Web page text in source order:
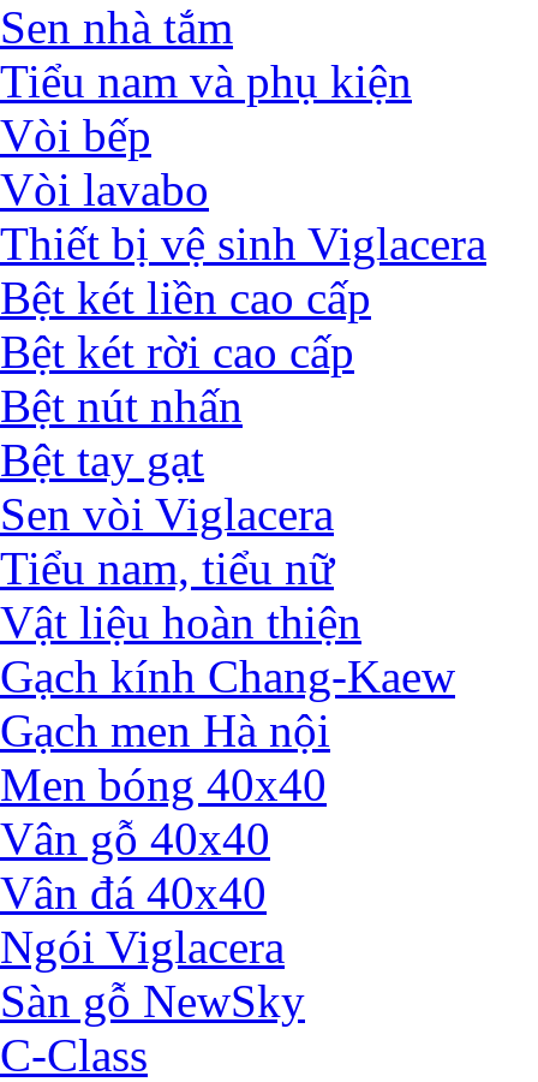
Sen nhà tắm
Tiểu nam và phụ kiện
Vòi bếp
Vòi lavabo
Thiết bị vệ sinh Viglacera
Bệt két liền cao cấp
Bệt két rời cao cấp
Bệt nút nhấn
Bệt tay gạt
Sen vòi Viglacera
Tiểu nam, tiểu nữ
Vật liệu hoàn thiện
Gạch kính Chang-Kaew
Gạch men Hà nội
Men bóng 40x40
Vân gỗ 40x40
Vân đá 40x40
Ngói Viglacera
Sàn gỗ NewSky
C-Class